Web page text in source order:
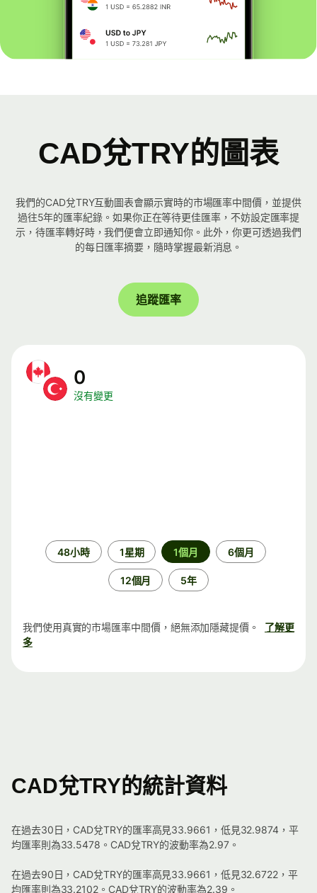
CAD兌TRY的圖表
我們的CAD兌TRY互動圖表會顯示實時的市場匯率中間價，並提供
過往5年的匯率紀錄。如果你正在等待更佳匯率，不妨設定匯率提
示，待匯率轉好時，我們便會立即通知你。此外，你更可透過我們
的每日匯率摘要，隨時掌握最新消息。
追蹤匯率
0
沒有變更
48小時 1星期 1個月 6個月
12個月 5年
我們使用真實的市場匯率中間價，絕無添加隱藏提價。
了解更
多
CAD兌TRY的統計資料
在過去30日，CAD兌TRY的匯率高見33.9661，低見32.9874，平
均匯率則為33.5478。CAD兌TRY的波動率為2.97。
在過去90日，CAD兌TRY的匯率高見33.9661，低見32.6722，平
均匯率則為33.2102。CAD兌TRY的波動率為2.39。